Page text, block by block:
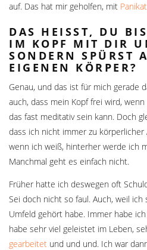
auf. Das hat mir geholfen, mit
DAS HEISST, DU
M KOPF MIT DIR
ONDERN SPÜRST
IGENEN KÖRPER?
Genau, und das ist für mich gerade
auch, dass mein Kopf frei wird,
das fast meditativ sein kann. Doch
dass ich nicht immer zu
wenn ich weiß, hinterher werde ich
Manchmal geht es einfach nicht.
Früher hatte ich deswegen oft
Sei doch nicht so faul. Auch, weil
Umfeld gehört habe. Immer habe
habe sehr viel geleistet im Leben,
gearbeitet und und und. Ich war